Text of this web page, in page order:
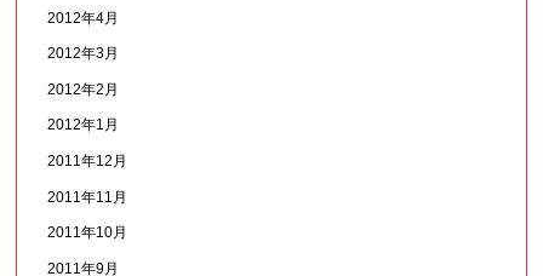
2012年4月
2012年3月
2012年2月
2012年1月
2011年12月
2011年11月
2011年10月
2011年9月